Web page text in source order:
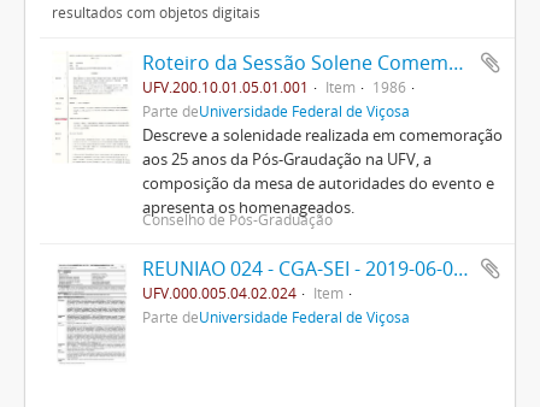
resultados com objetos digitais
Roteiro da Sessão Solene Comemorativa do Jubileu de Prata da Pós-Graduação na U.F.V.
UFV.200.10.01.05.01.001 Item
1986
Parte deUniversidade Federal de Viçosa
Descreve a solenidade realizada em comemoração
aos 25 anos da Pós-Graudação na UFV, a
composição da mesa de autoridades do evento e
apresenta os homenageados.
Conselho de Pós-Graduação
REUNIAO 024 - CGA-SEI - 2019-06-09- PPO
UFV.000.005.04.02.024
Item
Parte deUniversidade Federal de Viçosa